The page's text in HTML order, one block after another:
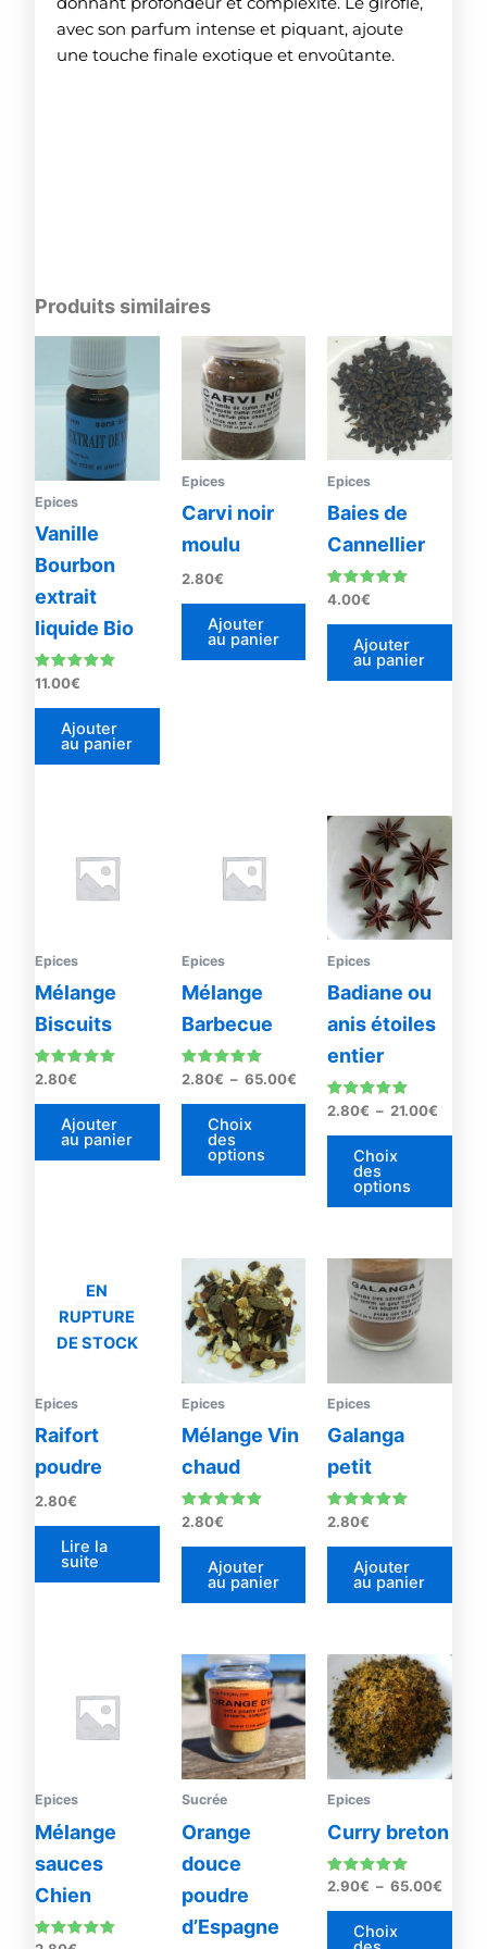
avec son parfum intense et piquant, ajoute
une touche finale exotique et envoûtante.
Produits similaires
Epices
Vanille
Bourbon
extrait
liquide Bio
Note
4.93
sur 5
11.00€
Ajouter
au panier
Epices
Carvi noir
moulu
2.80€
Ajouter
au panier
Epices
Baies de
Cannellier
Note
5.00
sur 5
4.00€
Ajouter
au panier
Epices
Mélange
Biscuits
Note
5.00
sur 5
2.80€
Ajouter
au panier
Epices
Mélange
Barbecue
Note
4.93
sur 5
2.80€ – 65.00€
Plage
Choix
des
options
produit
plusieurs
variations.
Les
options
être
choisies
sur
page
produit
Epices
Badiane ou
anis étoiles
entier
Note
5.00
sur 5
2.80€ – 21.00€
Plage
prix :
2.80€
21.00€
Choix
des
options
EN
RUPTURE
DE STOCK
Epices
Raifort
poudre
2.80€
Lire la
suite
Epices
Mélange Vin
chaud
Note
sur 5
2.80€
Ajouter
au panier
Epices
Galanga
petit
Note
sur 5
2.80€
Ajouter
au panier
Epices
Mélange
sauces
Chien
Sucrée
Orange
douce
poudre
d’Espagne
Epices
Curry breton
Note
sur 5
2.90€ – 65.00€
Plage
de
prix :
2.90€
à
Choix
a